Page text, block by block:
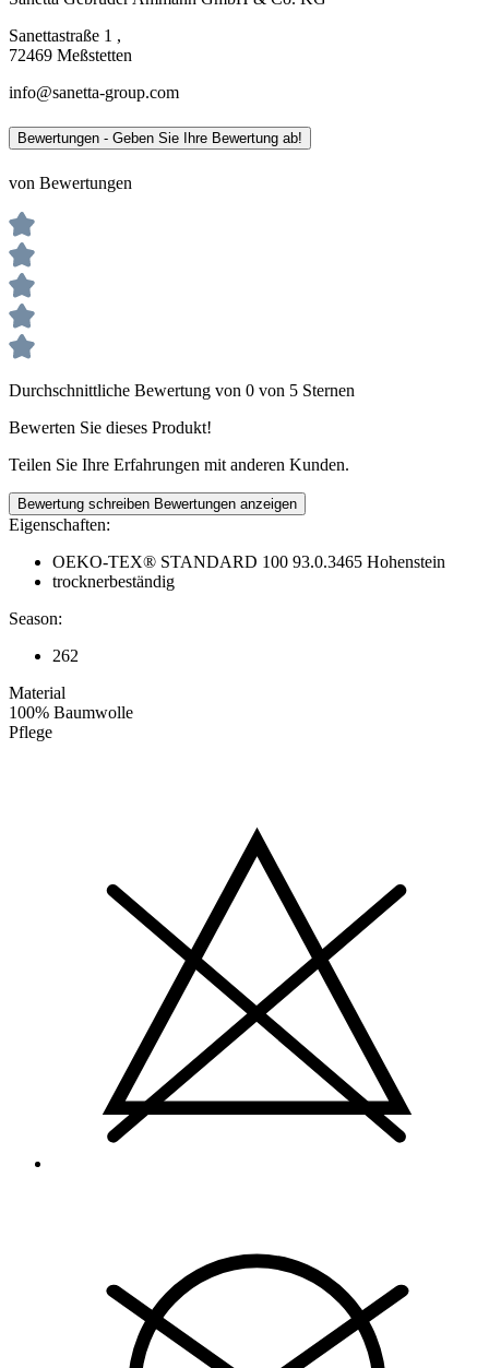
Sanettastraße 1 ,
72469 Meßstetten
info@sanetta-group.com
Bewertungen - Geben Sie Ihre Bewertung ab!
von Bewertungen
Durchschnittliche Bewertung von 0 von 5 Sternen
Bewerten Sie dieses Produkt!
Teilen Sie Ihre Erfahrungen mit anderen Kunden.
Bewertung schreiben Bewertungen anzeigen
Eigenschaften:
OEKO-TEX® STANDARD 100 93.0.3465 Hohenstein
trocknerbeständig
Season:
262
Material
100% Baumwolle
Pflege